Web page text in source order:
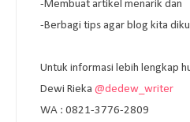
-Membuat artikel menarik dan
-Berbagi tips agar blog kita
Untuk informasi lebih lengkap
Dewi Rieka @dedew_writer
WA : 0821-3776-2809